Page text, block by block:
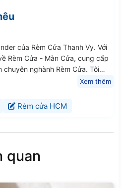
của Rèm Cửa Thanh Vy. Với
Rèm Cửa - Màn Cửa, cung cấp
nghành Rèm Cửa. Tôi
chia sẻ trung thực và chất lượng
Chị Em và các Bạn.
Xem thêm
Rèm cửa HCM
quan